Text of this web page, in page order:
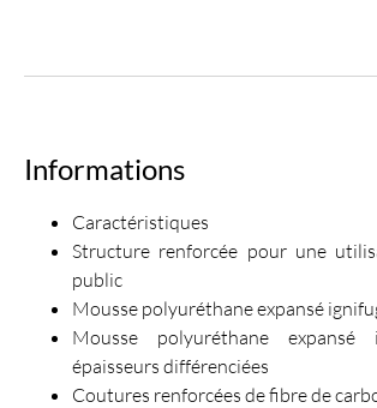
Informations
Caractéristiques
Structure renforcée pour une
public
Mousse polyuréthane expansé
Mousse polyuréthane expansé
épaisseurs différenciées
Coutures renforcées de fibre de